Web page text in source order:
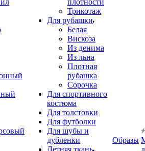
плотности
Трикотаж
Для рубашки
Белая
Вискоза
Из денима
Из льна
Плотная
рубашка
Сорочка
Для спортивного
костюма
Для толстовки
Для футболки
Для шубы и
дубленки
Летняя ткань
Образы